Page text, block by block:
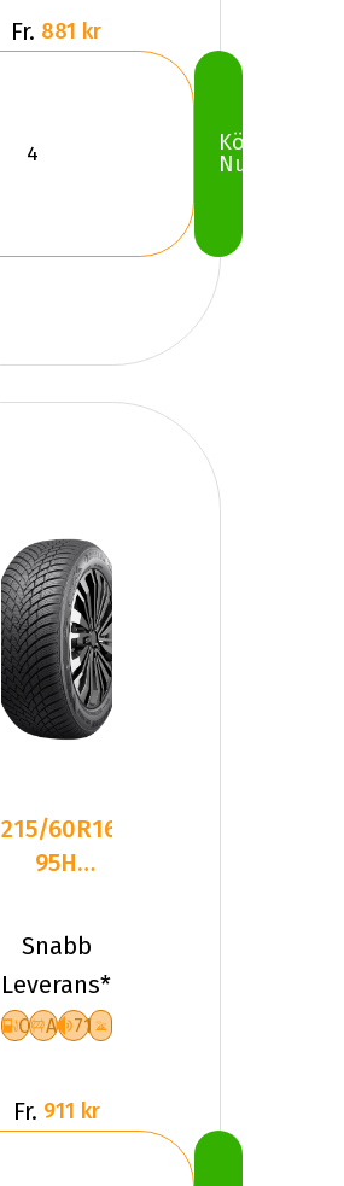
Fr. 881 kr
Köp
Nu
215/60R16
95H
BLAZER
ALPINE
Snabb
Leverans*
C A 71
Fr. 911 kr